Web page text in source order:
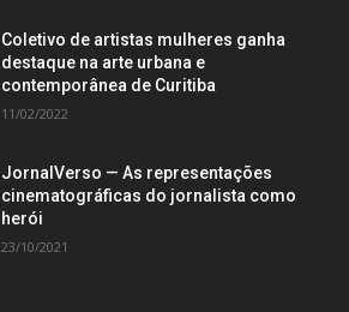
Coletivo de artistas mulheres ganha
destaque na arte urbana e
contemporânea de Curitiba
11/02/2022
JornalVerso — As representações
cinematográficas do jornalista como
herói
23/10/2021